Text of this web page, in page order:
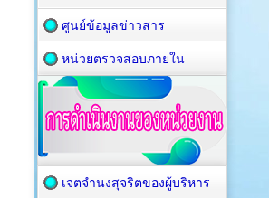
ศูนย์ข้อมูลข่าวสาร
หน่วยตรวจสอบภายใน
เจตจำนงสุจริตของผู้บริหาร